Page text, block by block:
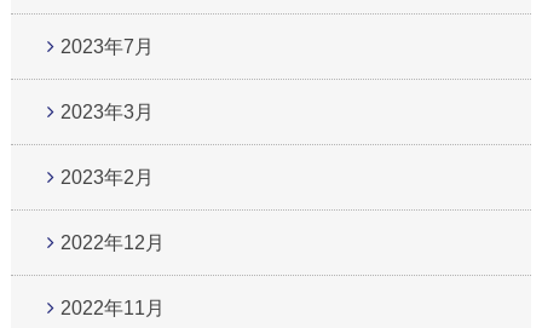
2023年7月
2023年3月
2023年2月
2022年12月
2022年11月